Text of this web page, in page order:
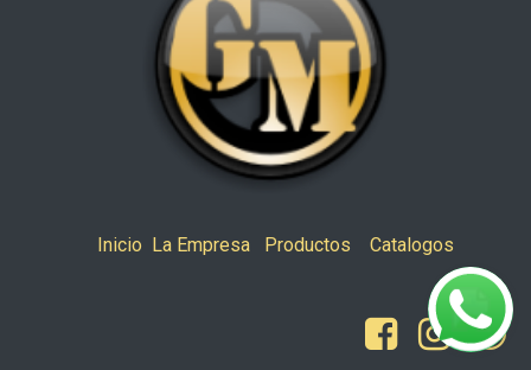
Inicio La Empresa Productos Catalogos